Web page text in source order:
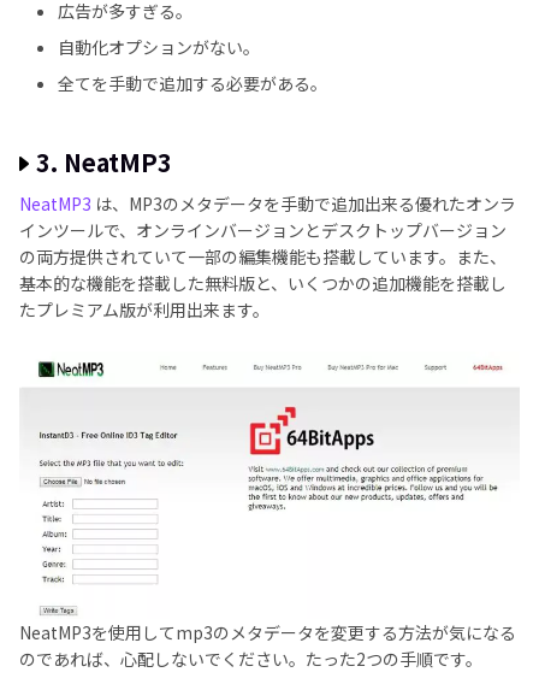
広告が多すぎる。
自動化オプションがない。
全てを手動で追加する必要がある。
3. NeatMP3
NeatMP3 は、MP3のメタデータを手動で追加出来る優れたオンラ
インツールで、オンラインバージョンとデスクトップバージョン
の両方提供されていて一部の編集機能も搭載しています。また、
基本的な機能を搭載した無料版と、いくつかの追加機能を搭載し
たプレミアム版が利用出来ます。
NeatMP3を使用してmp3のメタデータを変更する方法が気になる
のであれば、心配しないでください。たった2つの手順です。